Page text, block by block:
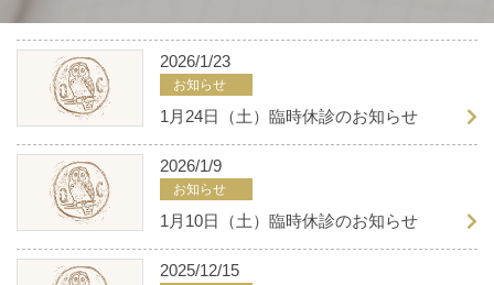
2026/1/23
お知らせ
1月24日（土）臨時休診のお知らせ
2026/1/9
お知らせ
1月10日（土）臨時休診のお知らせ
2025/12/15